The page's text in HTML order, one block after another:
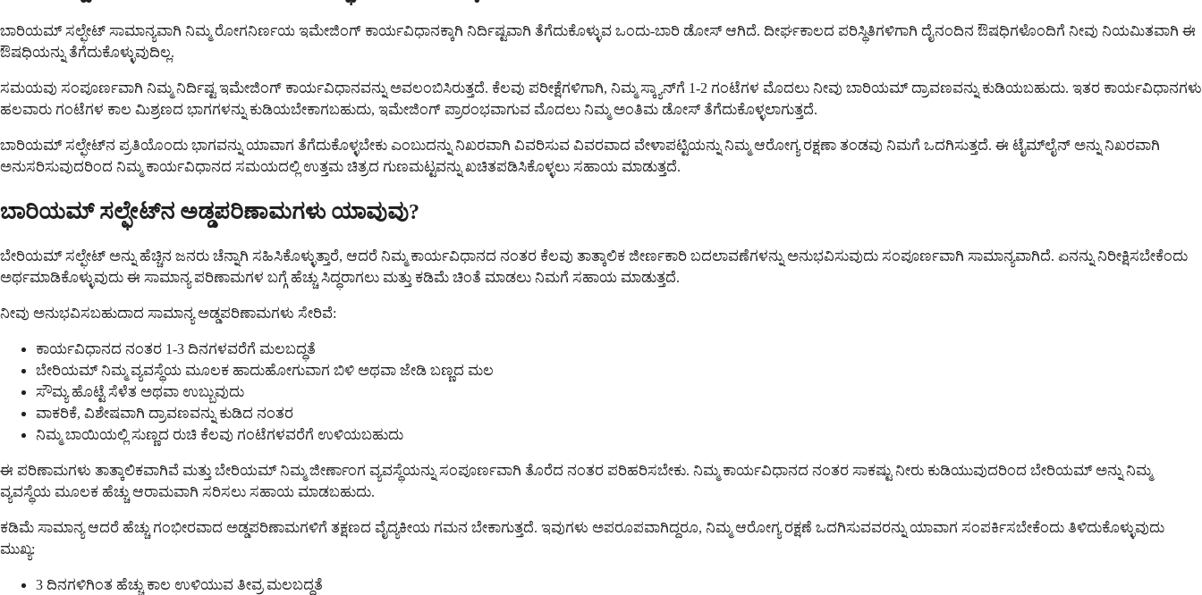
ಬಾರಿಯಮ್ ಸಲ್ಫೇಟ್ ಸಾಮಾನ್ಯವಾಗಿ ನಿಮ್ಮ ರೋಗನಿರ್ಣಯ ಇಮೇಜಿಂಗ್ ಕಾರ್ಯವಿಧಾನಕ್ಕಾಗಿ ನಿರ್ದಿಷ್ಟವಾಗಿ ತೆಗೆದುಕೊಳ್ಳುವ ಒಂದು-ಬಾರಿ ಡೋಸ್ ಆಗಿದೆ. ದೀರ್ಘಕಾಲದ ಪರಿಸ್ಥಿತಿಗಳಿಗಾಗಿ ದೈನಂದಿನ ಔಷಧಿಗಳೊಂದಿಗೆ ನೀವು ನಿಯಮಿತವಾಗಿ ಈ
ಔಷಧಿಯನ್ನು ತೆಗೆದುಕೊಳ್ಳುವುದಿಲ್ಲ.
ಸಮಯವು ಸಂಪೂರ್ಣವಾಗಿ ನಿಮ್ಮ ನಿರ್ದಿಷ್ಟ ಇಮೇಜಿಂಗ್ ಕಾರ್ಯವಿಧಾನವನ್ನು ಅವಲಂಬಿಸಿರುತ್ತದೆ. ಕೆಲವು ಪರೀಕ್ಷೆಗಳಿಗಾಗಿ, ನಿಮ್ಮ ಸ್ಕ್ಯಾನ್‌ಗೆ 1-2 ಗಂಟೆಗಳ ಮೊದಲು ನೀವು ಬಾರಿಯಮ್ ದ್ರಾವಣವನ್ನು ಕುಡಿಯಬಹುದು. ಇತರ ಕಾರ್ಯವಿಧಾನಗಳು
ಹಲವಾರು ಗಂಟೆಗಳ ಕಾಲ ಮಿಶ್ರಣದ ಭಾಗಗಳನ್ನು ಕುಡಿಯಬೇಕಾಗಬಹುದು, ಇಮೇಜಿಂಗ್ ಪ್ರಾರಂಭವಾಗುವ ಮೊದಲು ನಿಮ್ಮ ಅಂತಿಮ ಡೋಸ್ ತೆಗೆದುಕೊಳ್ಳಲಾಗುತ್ತದೆ.
ಬಾರಿಯಮ್ ಸಲ್ಫೇಟ್‌ನ ಪ್ರತಿಯೊಂದು ಭಾಗವನ್ನು ಯಾವಾಗ ತೆಗೆದುಕೊಳ್ಳಬೇಕು ಎಂಬುದನ್ನು ನಿಖರವಾಗಿ ವಿವರಿಸುವ ವಿವರವಾದ ವೇಳಾಪಟ್ಟಿಯನ್ನು ನಿಮ್ಮ ಆರೋಗ್ಯ ರಕ್ಷಣಾ ತಂಡವು ನಿಮಗೆ ಒದಗಿಸುತ್ತದೆ. ಈ ಟೈಮ್‌ಲೈನ್ ಅನ್ನು ನಿಖರವಾಗಿ
ಅನುಸರಿಸುವುದರಿಂದ ನಿಮ್ಮ ಕಾರ್ಯವಿಧಾನದ ಸಮಯದಲ್ಲಿ ಉತ್ತಮ ಚಿತ್ರದ ಗುಣಮಟ್ಟವನ್ನು ಖಚಿತಪಡಿಸಿಕೊಳ್ಳಲು ಸಹಾಯ ಮಾಡುತ್ತದೆ.
ಬಾರಿಯಮ್ ಸಲ್ಫೇಟ್‌ನ ಅಡ್ಡಪರಿಣಾಮಗಳು ಯಾವುವು?
ಬೇರಿಯಮ್ ಸಲ್ಫೇಟ್ ಅನ್ನು ಹೆಚ್ಚಿನ ಜನರು ಚೆನ್ನಾಗಿ ಸಹಿಸಿಕೊಳ್ಳುತ್ತಾರೆ, ಆದರೆ ನಿಮ್ಮ ಕಾರ್ಯವಿಧಾನದ ನಂತರ ಕೆಲವು ತಾತ್ಕಾಲಿಕ ಜೀರ್ಣಕಾರಿ ಬದಲಾವಣೆಗಳನ್ನು ಅನುಭವಿಸುವುದು ಸಂಪೂರ್ಣವಾಗಿ ಸಾಮಾನ್ಯವಾಗಿದೆ. ಏನನ್ನು ನಿರೀಕ್ಷಿಸಬೇಕೆಂದು
ಅರ್ಥಮಾಡಿಕೊಳ್ಳುವುದು ಈ ಸಾಮಾನ್ಯ ಪರಿಣಾಮಗಳ ಬಗ್ಗೆ ಹೆಚ್ಚು ಸಿದ್ಧರಾಗಲು ಮತ್ತು ಕಡಿಮೆ ಚಿಂತೆ ಮಾಡಲು ನಿಮಗೆ ಸಹಾಯ ಮಾಡುತ್ತದೆ.
ನೀವು ಅನುಭವಿಸಬಹುದಾದ ಸಾಮಾನ್ಯ ಅಡ್ಡಪರಿಣಾಮಗಳು ಸೇರಿವೆ:
ಕಾರ್ಯವಿಧಾನದ ನಂತರ 1-3 ದಿನಗಳವರೆಗೆ ಮಲಬದ್ಧತೆ
ಬೇರಿಯಮ್ ನಿಮ್ಮ ವ್ಯವಸ್ಥೆಯ ಮೂಲಕ ಹಾದುಹೋಗುವಾಗ ಬಿಳಿ ಅಥವಾ ಜೇಡಿ ಬಣ್ಣದ ಮಲ
ಸೌಮ್ಯ ಹೊಟ್ಟೆ ಸೆಳೆತ ಅಥವಾ ಉಬ್ಬುವುದು
ವಾಕರಿಕೆ, ವಿಶೇಷವಾಗಿ ದ್ರಾವಣವನ್ನು ಕುಡಿದ ನಂತರ
ನಿಮ್ಮ ಬಾಯಿಯಲ್ಲಿ ಸುಣ್ಣದ ರುಚಿ ಕೆಲವು ಗಂಟೆಗಳವರೆಗೆ ಉಳಿಯಬಹುದು
ಈ ಪರಿಣಾಮಗಳು ತಾತ್ಕಾಲಿಕವಾಗಿವೆ ಮತ್ತು ಬೇರಿಯಮ್ ನಿಮ್ಮ ಜೀರ್ಣಾಂಗ ವ್ಯವಸ್ಥೆಯನ್ನು ಸಂಪೂರ್ಣವಾಗಿ ತೊರೆದ ನಂತರ ಪರಿಹರಿಸಬೇಕು. ನಿಮ್ಮ ಕಾರ್ಯವಿಧಾನದ ನಂತರ ಸಾಕಷ್ಟು ನೀರು ಕುಡಿಯುವುದರಿಂದ ಬೇರಿಯಮ್ ಅನ್ನು ನಿಮ್ಮ
ವ್ಯವಸ್ಥೆಯ ಮೂಲಕ ಹೆಚ್ಚು ಆರಾಮವಾಗಿ ಸರಿಸಲು ಸಹಾಯ ಮಾಡಬಹುದು.
ಕಡಿಮೆ ಸಾಮಾನ್ಯ ಆದರೆ ಹೆಚ್ಚು ಗಂಭೀರವಾದ ಅಡ್ಡಪರಿಣಾಮಗಳಿಗೆ ತಕ್ಷಣದ ವೈದ್ಯಕೀಯ ಗಮನ ಬೇಕಾಗುತ್ತದೆ. ಇವುಗಳು ಅಪರೂಪವಾಗಿದ್ದರೂ, ನಿಮ್ಮ ಆರೋಗ್ಯ ರಕ್ಷಣೆ ಒದಗಿಸುವವರನ್ನು ಯಾವಾಗ ಸಂಪರ್ಕಿಸಬೇಕೆಂದು ತಿಳಿದುಕೊಳ್ಳುವುದು
ಮುಖ್ಯ:
3 ದಿನಗಳಿಗಿಂತ ಹೆಚ್ಚು ಕಾಲ ಉಳಿಯುವ ತೀವ್ರ ಮಲಬದ್ಧತೆ